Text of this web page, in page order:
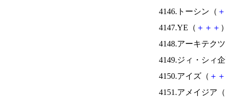
4146.トーシン（ ＋
4147.YE（ ＋ ＋ ＋
4148.アーキテク
4149.ジィ・シィ
4150.アイズ（ ＋ ＋
4151.アメイジア（